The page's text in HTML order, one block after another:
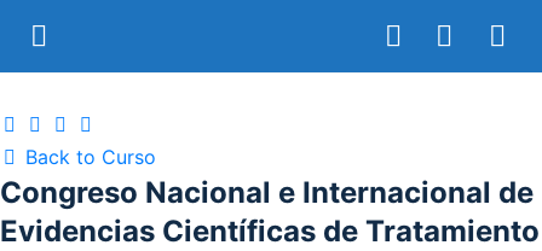
Back to Curso
Congreso Nacional e Internacional de
Evidencias Científicas de Tratamiento